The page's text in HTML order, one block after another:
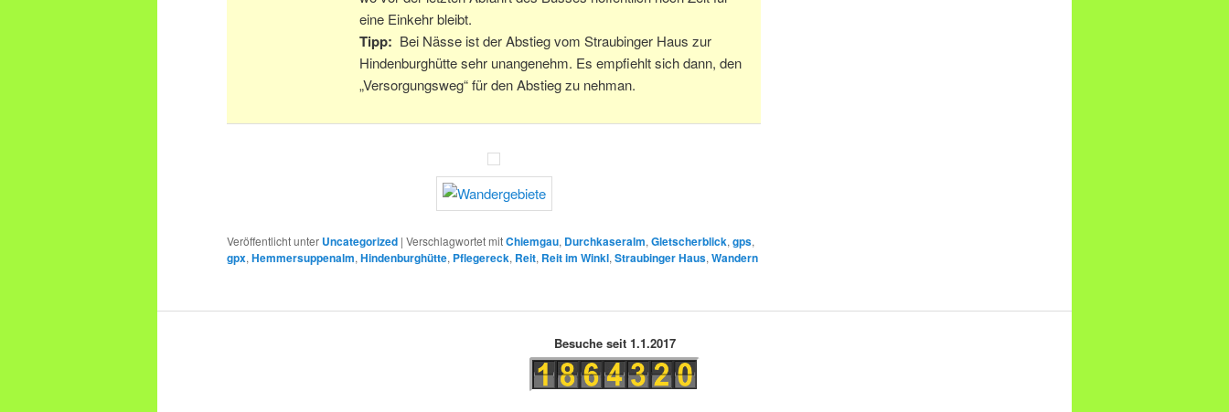
eine Einkehr bleibt.
Tipp: Bei Nässe ist der Abstieg vom Straubinger Haus zur
Hindenburghütte sehr unangenehm. Es empfiehlt sich dann, den
„Versorgungsweg“ für den Abstieg zu nehman.
Veröffentlicht unter Uncategorized | Verschlagwortet mitChiemgau, Durchkaseralm, Gletscherblick, gps,
gpx, Hemmersuppenalm, Hindenburghütte, Pflegereck, Reit, Reit im Winkl, Straubinger Haus, Wandern
Besuche seit 1.1.2017